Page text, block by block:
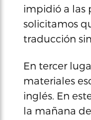
impidió a las
solicitamos
traducción
En tercer
materiales
inglés. En
la mañana